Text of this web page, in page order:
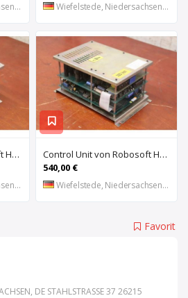
DE Wiefelstede, Niedersachsen, DE
Control Unit von Robosoft HACO – 411-1153 PPES 30135
DE
Control Unit von Robosoft HACO – 411-1084 / 412-0112 / 412-0094 PPES 30135
540,00 €
Wiefelstede, Niedersachsen, DE
Favorit
DE STAHLSTRASSE 37 26215